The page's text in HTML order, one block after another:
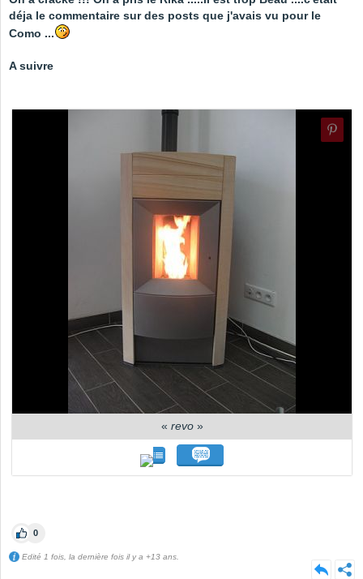
déja le commentaire sur des posts que j'avais vu pour le
Como ...
A suivre
« revo»
0
Edité 1 fois, la dernière fois il y a +13 ans.